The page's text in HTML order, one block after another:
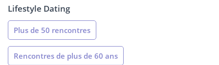
Lifestyle Dating
Plus de 50 rencontres
Rencontres de plus de 60 ans